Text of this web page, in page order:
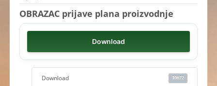
OBRAZAC prijave plana proizvodnje
Download
Download 10672